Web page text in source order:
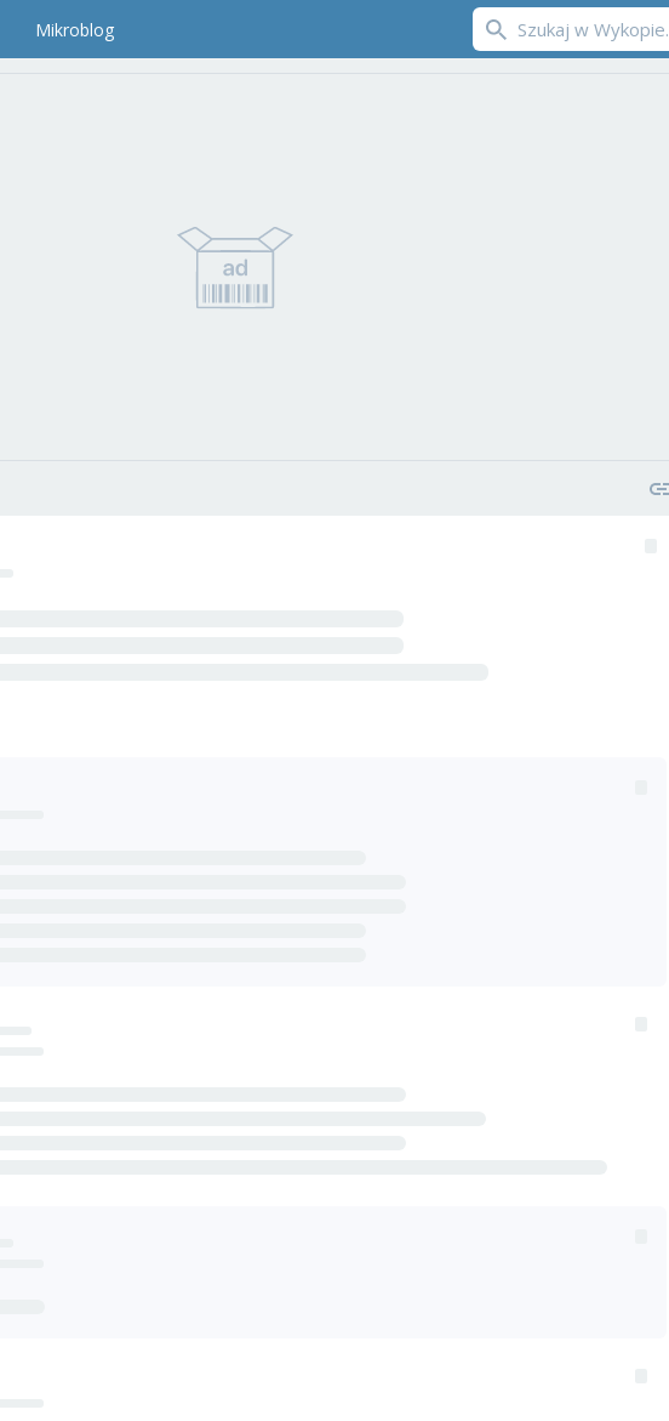
Mikroblog